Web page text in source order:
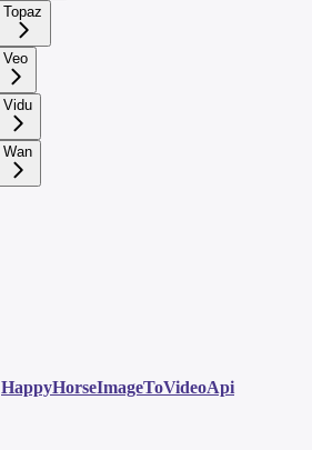
Topaz
Veo
Vidu
Wan
HappyHorseImageToVideoApi